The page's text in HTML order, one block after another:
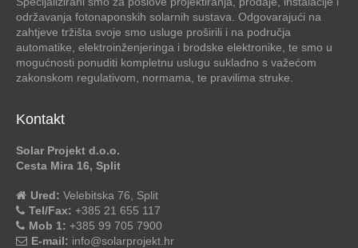
održavanja fotonaponskih solarnih sustava. Odgovarajući na
zahtjeve tržišta svoje smo usluge proširili i na područja
automatike, elektroinženjeringa i brodske elektronike, te smo u
mogućnosti ponuditi kompletnu uslugu sukladno s važećom
zakonskom regulativom, normama, te pravilima struke.
Kontakt
Solar Projekt d.o.o.
Cesta Mira 16, Split
Ured: Velebitska 76, Split
Tel/Fax: +385 21 655 117
Mob 1: +385 99 705 7900
E-mail: info@solarprojekt.hr